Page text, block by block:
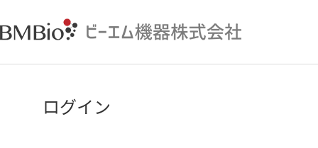
ログイン